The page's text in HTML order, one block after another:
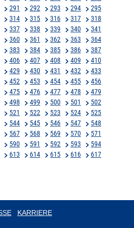
291 292 293 294
295
314 315 316 317
318
337 338 339 340
341
360 361 362 363
364
383 384 385 386
387
406 407 408 409
410
429 430 431 432
433
452 453 454 455
456
475 476 477 478
479
498 499 500 501
502
521 522 523 524
525
544 545 546 547
548
567 568 569 570
571
590 591 592 593
594
613 614 615 616
617
KARRIERE